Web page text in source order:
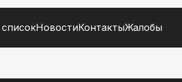
НовостиКонтактыЖалобы